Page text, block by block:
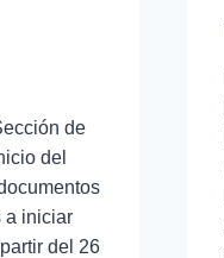
de
del
a iniciar
del 26